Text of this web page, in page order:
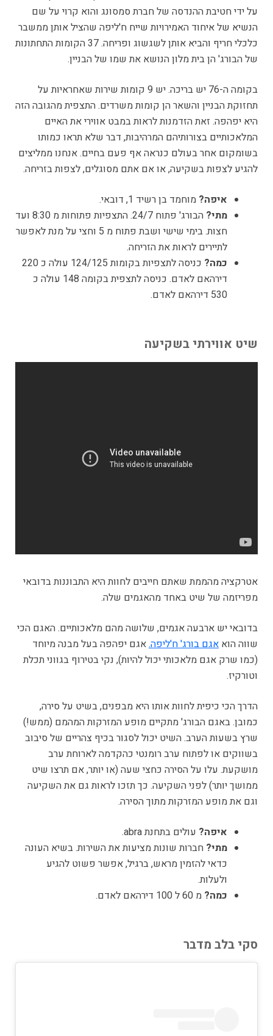
על ידי חטיבת ההנדסה של חברת סמסונג והוא קרוי על שם
הנשיא של איחוד האמירויות שייח ח'ליפה שהציל אותן ממשבר
כלכלי חריף והביא אותן לשגשוג ופריחה. 37 הקומות התחתונות
של הבורג' הן בית מלון הנושא את שמו של הבניין.
בקומה ה-76 יש בריכה. יש 9 קומות שירות שאחראיות על
תחזוקת הבניין והשאר הן קומות משרדים. התצפית מהגובה הזה
היא יפהפה. זאת הזדמנות לראות במבט אווירי את האיים
המלאכותיים בצורותיהם המרהיבות, דבר שלא תראו כמותו
בשומקום אחר בעולם כנראה אף פעם בחיים. אנחנו ממליצים
להגיע לצפות בשקיעה, או אם אתם מסוגלים, לצפות בזריחה.
איפה?מוחמד בן רשיד 1, דובאי.
מתי?
הבורג' פתוח 24/7. התצפיות פתוחות מ 8:30 ועד
חצות. בימי שישי ושבת פתוח מ 5 וחצי על מנת לאפשר
לתיירים לראות את הזריחה.
כמה?
כניסה לתצפיות בקומות 124/125 עולה כ 220
דירהאם לאדם. כניסה לתצפית בקומה 148 עולה כ
530 דירהאם לאדם.
שיט אווירתי בשקיעה
אטרקציה מהממת שאתם חייבים לחוות היא התבוננות בדובאי
מפריזמה של שיט באחד מהאגמים שלה.
בדובאי יש ארבעה אגמים, שלושה מהם מלאכותיים. האגם הכי
שווה הואאגם בורג' ח'ליפה.אגם יפהפה בעל מבנה מיוחד
(כמו שרק אגם מלאכותי יכול להיות), נקי בטירוף בגווני תכלת
וטורקיז.
הדרך הכי כיפית לחוות אותו היא מבפנים, בשיט על סירה,
כמובן. באגם הבורג' מתקיים מופע המזרקות המהמם (ממש!)
שרץ בשעות הערב. השיט יכול לסגור בכיף צהריים של סיבוב
בשווקים או לפתוח ערב רומנטי כהקדמה לארוחת ערב
מושקעת. עלו על הסירה כחצי שעה (או יותר, אם תרצו שיט
ממושך יותר) לפני השקיעה. כך תזכו לראות גם את השקיעה
וגם את מופע המזרקות מתוך הסירה.
איפה?עולים בתחנת abra.
מתי?חברות שונות מציעות את השירות. בשיא העונה
כדאי להזמין מראש, ברגיל, אפשר פשוט להגיע
ולעלות.
כמה?מ 60 ל 100 דירהאם לאדם.
סקי בלב מדבר